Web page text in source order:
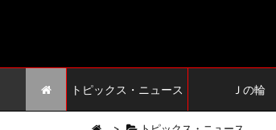
トピックス・ニュース Ｊの輪